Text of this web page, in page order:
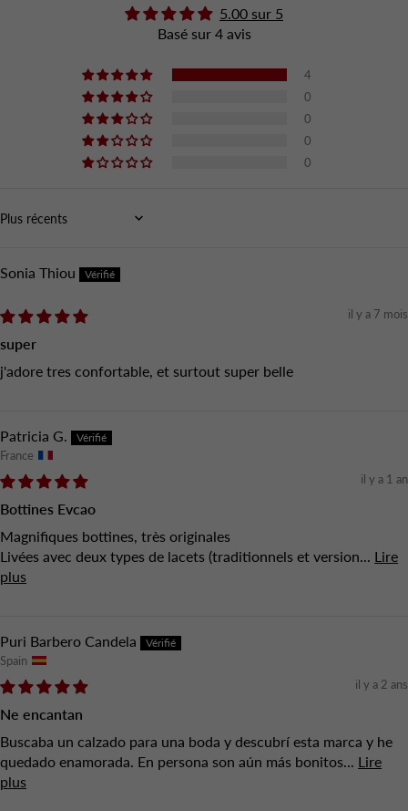
5.00 sur 5
Basé sur 4 avis
4
0
0
0
0
Sort by
Sonia Thiou
il y a 7 mois
super
j'adore tres confortable, et surtout super belle
Patricia G.
France
il y a 1 an
Bottines Evcao
Magnifiques bottines, très originales
Livées avec deux types de lacets (traditionnels et version... Lire
plus
Puri Barbero Candela
Spain
il y a 2 ans
Ne encantan
Buscaba un calzado para una boda y descubrí esta marca y he
quedado enamorada. En persona son aún más bonitos... Lire
plus